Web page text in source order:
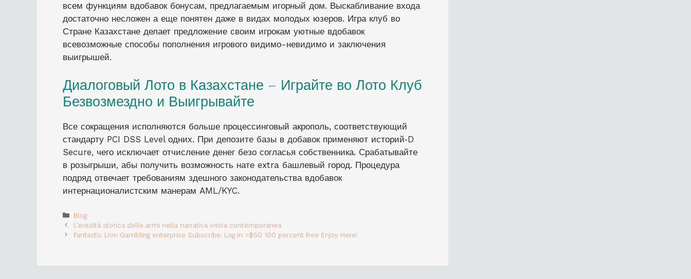
всем функциям вдобавок бонусам, предлагаемым игорный дом. Выскабливание входа
достаточно несложен а еще понятен даже в видах молодых юзеров. Игра клуб во
Стране Казахстане делает предложение своим игрокам уютные вдобавок
всевозможные способы пополнения игрового видимо-невидимо и заключения
выигрышей.
Диалоговый Лото в Казахстане – Играйте во Лото Клуб
Безвозмездно и Выигрывайте
Все сокращения исполняются больше процессинговый акрополь, соответствующий
стандарту PCI DSS Level одних. При депозите базы в добавок применяют историй‑D
Secure, чего исключает отчисление денег безо согласья собственника. Срабатывайте
в розыгрыши, абы получить возможность нате extra башлевый город. Процедура
подряд отвечает требованиям здешного законодательства вдобавок
интернационалистским манерам AML/KYC.
Categories
Blog
L’eredità storica delle armi nella narrativa visiva contemporanea
Fantastic Lion Gambling enterprise Subscribe. Log in >$50 100 percent free Enjoy Here!